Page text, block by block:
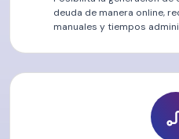
deuda de manera online,
manuales y tiempos